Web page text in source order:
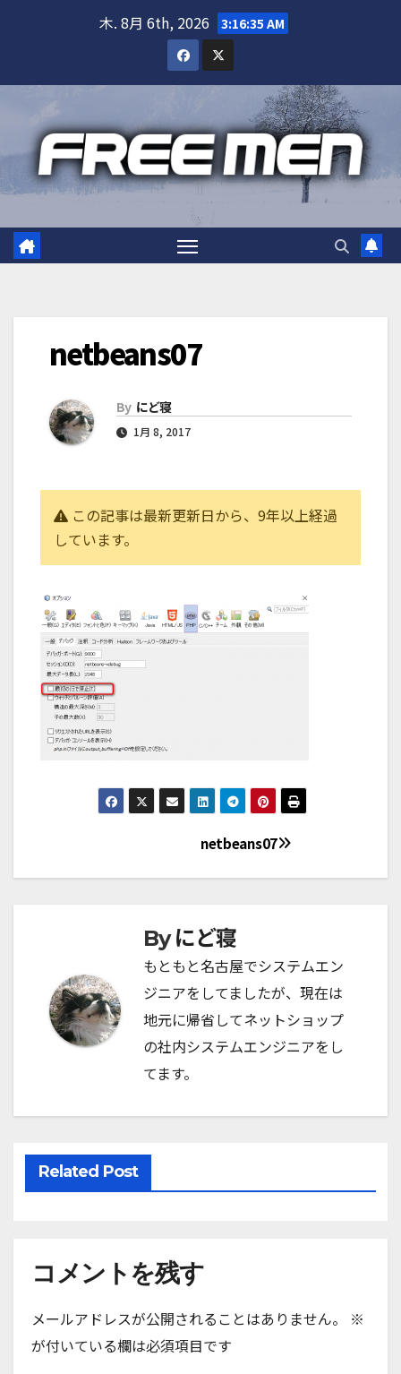
木. 8月 6th, 2026 3:16:36 AM
netbeans07
By にど寝
1月 8, 2017
この記事は最新更新日から、9年以上経過
しています。
ゲ
ー
netbeans07
Byにど寝
もともと名古屋でシステムエン
ジニアをしてましたが、現在は
地元に帰省してネットショップ
の社内システムエンジニアをし
てます。
Related Post
コメントを残す
メールアドレスが公開されることはありません。
※
が付いている欄は必須項目です